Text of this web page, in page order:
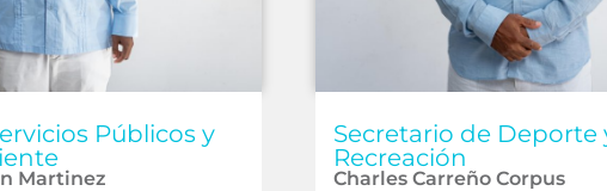
Públicos y
Martinez
Secretario de Deporte
Recreación
Charles Carreño Corpus